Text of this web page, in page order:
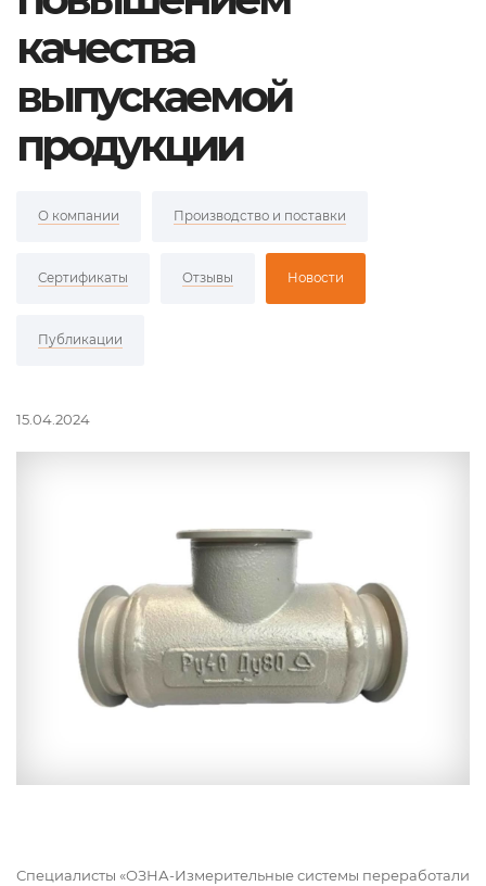
качества
выпускаемой
продукции
О компании Производство и поставки
Сертификаты Отзывы Новости
Публикации
15.04.2024
Специалисты «ОЗНА-Измерительные системы переработали